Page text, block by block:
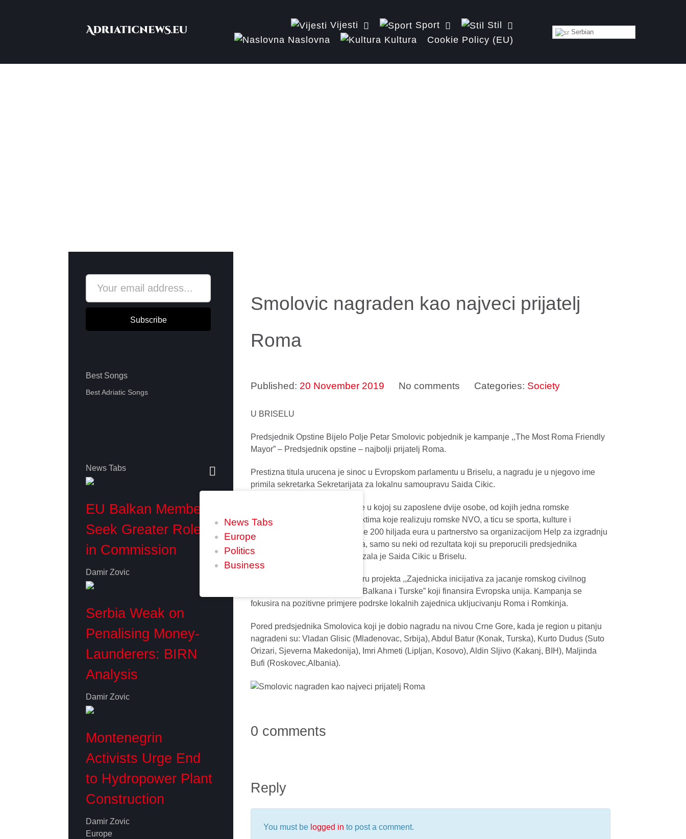
Vijesti Sport
Stil
Naslovna
Kultura Cookie Policy (EU)
Serbian
Subscribe
Best Songs
Best Adriatic Songs
News Tabs
Europe
Politics
Business
News Tabs
EU Balkan Members
Seek Greater Role
in Commission
Damir Zovic
Serbia Weak on
Penalising Money-
Launderers: BIRN
Analysis
Damir Zovic
Montenegrin
Activists Urge End
to Hydropower Plant
Construction
Damir Zovic
Europe
Smolovic nagraden kao najveci prijatelj
Roma
Published: 20 November 2019 No comments Categories: Society
U BRISELU
Predsjednik Opstine Bijelo Polje Petar Smolovic pobjednik je kampanje ,,The Most Roma Friendly
Mayor” – Predsjednik opstine – najbolji prijatelj Roma.
Prestizna titula urucena je sinoc u Evropskom parlamentu u Briselu, a nagradu je u njegovo ime
primila sekretarka Sekretarijata za lokalnu samoupravu Saida Cikic.
“Otvaranje kancelarije za Rome u kojoj su zaposlene dvije osobe, od kojih jedna romske
populacije, kao i podrska projektima koje realizuju romske NVO, a ticu se sporta, kulture i
obrazovanja, uz obezbijedivanje 200 hiljada eura u partnerstvo sa organizacijom Help za izgradnju
stanova za 12 romskih porodica, samo su neki od rezultata koji su preporucili predsjednika
Smolovica za ovu nagradu”, kazala je Saida Cikic u Briselu.
Kampanja se organizuje u okviru projekta ,,Zajednicka inicijativa za jacanje romskog civilnog
drustva u zemljama Zapadnog Balkana i Turske” koji finansira Evropska unija. Kampanja se
fokusira na pozitivne primjere podrske lokalnih zajednica ukljucivanju Roma i Romkinja.
Pored predsjednika Smolovica koji je dobio nagradu na nivou Crne Gore, kada je region u pitanju
nagradeni su: Vladan Glisic (Mladenovac, Srbija), Abdul Batur (Konak, Turska), Kurto Dudus (Suto
Orizari, Sjeverna Makedonija), Imri Ahmeti (Lipljan, Kosovo), Aldin Sljivo (Kakanj, BIH), Maljinda
Bufi (Roskovec,Albania).
0 comments
Reply
You must be logged in to post a comment.